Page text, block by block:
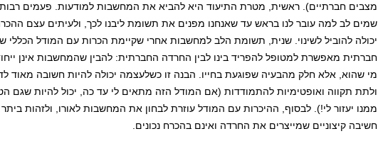
מצבים חברתיים). ראשית, מטרת התיעוד היא להביא את המחשבות למודעות. פעמים רבות
שמים לב למה עובר לנו בראש עד שאנחנו מפנים את תשומת ליבנו לכך, ולעיתים עצם
יכולה להוביל לשינוי. שנית, תשומת הלב למחשבות אחרי שקיימת הכרות עם המודל הכללי
חברתית מאפשרת למטופל להפריד בינו לבין החרדה החברתית: להבין שהמחשבות אינן
מי שהוא, אלא חלק מהבעיה שפוגעת בחייו. הבנה זו כשלעצמה יכולה להיות חשובה מאוד
ולתת תקווה ואופטימיות להתמודדות (אם המודל הזה מתאים לי עד כה, יכול להיות שגם
ממנו יעזור לי!). לבסוף, ההיכרות עם המודל עוזרת לבחון את המחשבות לאורו, ולזהות
חשיבה קיצוניים שמייצרים את החרדה ואינם בהכרח נכונים.